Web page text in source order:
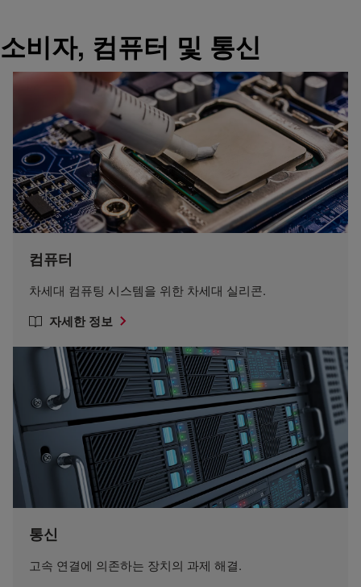
소비자, 컴퓨터 및 통신
컴퓨터
차세대 컴퓨팅 시스템을 위한 차세대 실리콘.
자세한 정보
통신
고속 연결에 의존하는 장치의 과제 해결.